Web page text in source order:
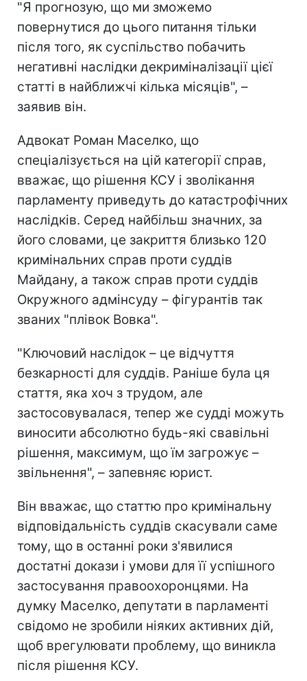
"Я прогнозую, що ми зможемо
повернутися до цього питання тільки
після того, як суспільство побачить
негативні наслідки декриміналізації цієї
статті в найближчі кілька місяців", –
заявив він.
Адвокат Роман Маселко, що
спеціалізується на цій категорії справ,
вважає, що рішення КСУ і зволікання
парламенту приведуть до катастрофічних
наслідків. Серед найбільш значних, за
його словами, це закриття близько 120
кримінальних справ проти суддів
Майдану, а також справ проти суддів
Окружного адмінсуду – фігурантів так
званих "плівок Вовка".
"Ключовий наслідок – це відчуття
безкарності для суддів. Раніше була ця
стаття, яка хоч з трудом, але
застосовувалася, тепер же судді можуть
виносити абсолютно будь-які свавільні
рішення, максимум, що їм загрожує –
звільнення", – запевняє юрист.
Він вважає, що статтю про кримінальну
відповідальність суддів скасували саме
тому, що в останні роки з'явилися
достатні докази і умови для її успішного
застосування правоохоронцями. На
думку Маселко, депутати в парламенті
свідомо не зробили ніяких активних дій,
щоб врегулювати проблему, що виникла
після рішення КСУ.